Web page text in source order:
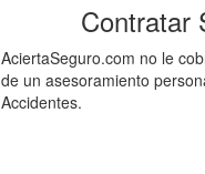
Contratar
AciertaSeguro.com no le
de un asesoramiento
Accidentes.